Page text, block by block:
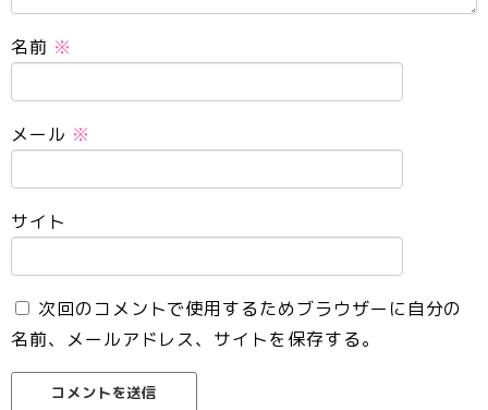
名前 ※
メール ※
サイト
次回のコメントで使用するためブラウザーに自分の
名前、メールアドレス、サイトを保存する。